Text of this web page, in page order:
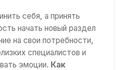
себя, а принять
начать новый раздел
на свои потребности,
специалистов и
эмоции. Как